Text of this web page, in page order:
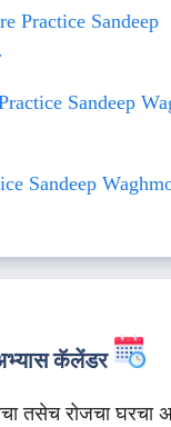
Practice Sandeep
Sandeep
Sandeep
कॅलेंडर
तसेच रोजचा घरचा